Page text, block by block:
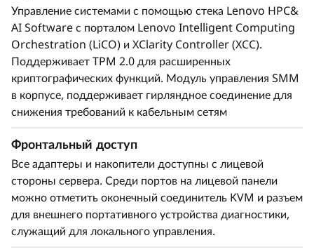
Lenovo ThinkSystem SD665-N V3 поставляется
как полностью интегрированное решение
Lenovo Scalable Infrastructure (LeSI),
содержит руководства "Лучшие рецепты",
гарантирующие совместимость аппаратного,
Управление системами с помощью стека Lenovo HPC&
AI Software с порталом Lenovo Intelligent Computing
Orchestration (LiCO) и XClarity Controller (XCC).
Поддерживает TPM 2.0 для расширенных
криптографических функций. Модуль управления SMM
в корпусе, поддерживает гирляндное соединение для
снижения требований к кабельным сетям
Фронтальный доступ
Все адаптеры и накопители доступны с лицевой
стороны сервера. Среди портов на лицевой панели
можно отметить оконечный соединитель KVM и разъем
для внешнего портативного устройства диагностики,
служащий для локального управления.